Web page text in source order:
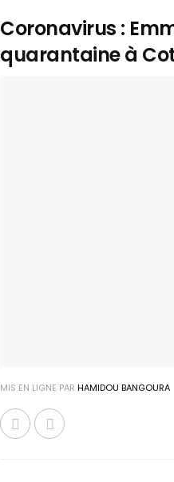
Coronavirus :
quarantaine à
MIS EN LIGNE PAR HAMIDOU BANGOURA